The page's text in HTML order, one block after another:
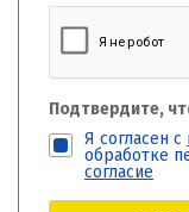
Подтвердите,
Я согласен с
обработке
согласие